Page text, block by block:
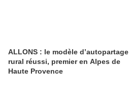
ALLONS : le modèle d’autopartage
rural réussi, premier en Alpes de
Haute Provence